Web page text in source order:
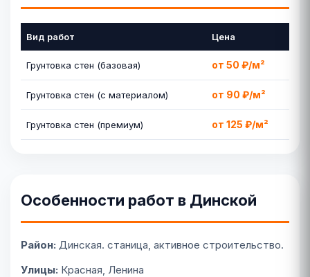
Вид работ Цена
Грунтовка стен (базовая) от 50 ₽/м²
Грунтовка стен (с материалом) от 90 ₽/м²
Грунтовка стен (премиум) от 125 ₽/м²
Особенности работ в Динской
Район: Динская. станица, активное строительство.
Улицы: Красная, Ленина